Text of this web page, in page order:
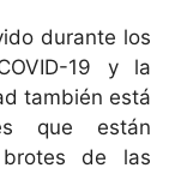
durante los
19 y la
también está
que están
de las